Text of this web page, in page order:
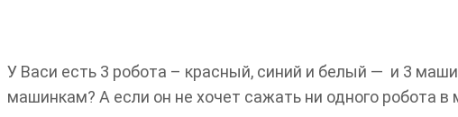
У Васи есть 3 робота – красный, синий и белый — и 3
машинкам? А если он не хочет сажать ни одного робота в